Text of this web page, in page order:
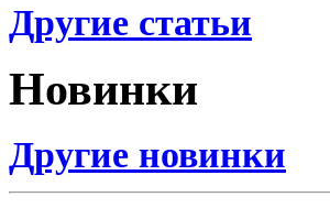
Другие статьи
Новинки
Другие новинки